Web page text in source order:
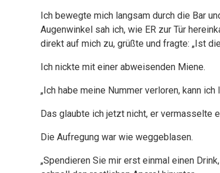
Ich bewegte mich langsam durch die Bar
Augenwinkel sah ich, wie ER zur Tür
direkt auf mich zu, grüßte und fragte: „Ist
Ich nickte mit einer abweisenden Miene.
„Ich habe meine Nummer verloren, kann ich
Das glaubte ich jetzt nicht, er vermasselte
Die Aufregung war wie weggeblasen.
„Spendieren Sie mir erst einmal einen